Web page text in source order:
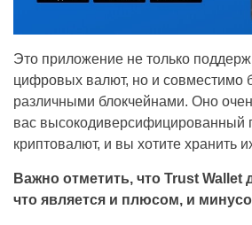
Это приложение не только
цифровых валют, но и совместимо
различными блокчейнами. Оно
вас высокодиверсифицированный
криптовалют, и вы хотите хранить
Важно отметить, что Trust Wallet
что является и плюсом, и